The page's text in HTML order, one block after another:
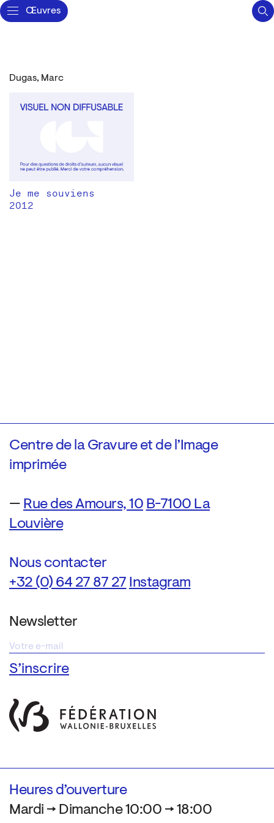
Œuvres
Dugas, Marc
Je me souviens
2012
Centre de la Gravure et de l’Image
imprimée
— Rue des Amours, 10 B-7100 La
Louvière
Nous contacter
+32 (0) 64 27 87 27 Instagram
Newsletter
Heures d’ouverture
Mardi → Dimanche 10:00 → 18:00